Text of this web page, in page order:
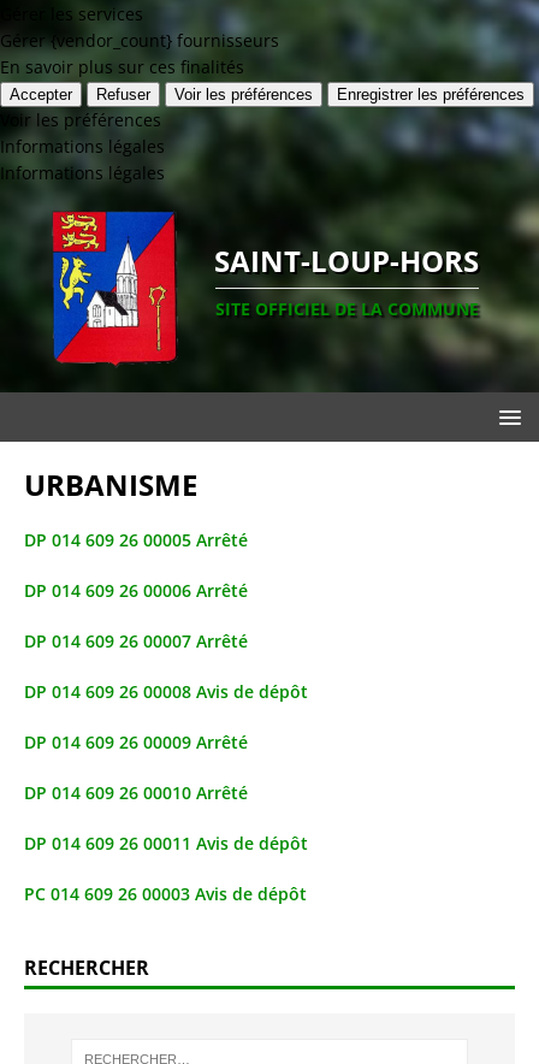
Gérer les services
Gérer {vendor_count} fournisseurs
En savoir plus sur ces finalités
Accepter Refuser Voir les préférences Enregistrer les préférences
Voir les préférences
Informations légales
Informations légales
SAINT-LOUP-HORS
SITE OFFICIEL DE LA COMMUNE
URBANISME
DP 014 609 26 00005 Arrêté
DP 014 609 26 00006 Arrêté
DP 014 609 26 00007 Arrêté
DP 014 609 26 00008 Avis de dépôt
DP 014 609 26 00009 Arrêté
DP 014 609 26 00010 Arrêté
DP 014 609 26 00011 Avis de dépôt
PC 014 609 26 00003 Avis de dépôt
RECHERCHER